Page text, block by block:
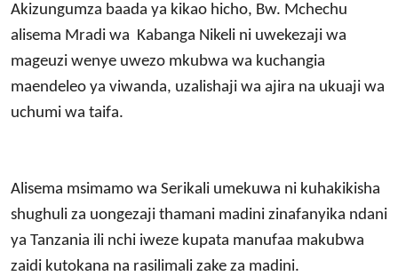
Akizungumza baada ya kikao hicho, Bw. Mchechu
alisema Mradi wa Kabanga Nikeli ni uwekezaji wa
mageuzi wenye uwezo mkubwa wa kuchangia
maendeleo ya viwanda, uzalishaji wa ajira na ukuaji wa
uchumi wa taifa.
Alisema msimamo wa Serikali umekuwa ni kuhakikisha
shughuli za uongezaji thamani madini zinafanyika ndani
ya Tanzania ili nchi iweze kupata manufaa makubwa
zaidi kutokana na rasilimali zake za madini.